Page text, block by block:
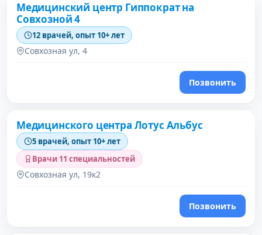
Медицинский центр Гиппократ на
Совхозной 4
12 врачей, опыт 10+ лет
Совхозная ул, 4
Позвонить
Медицинского центра Лотус Альбус
5 врачей, опыт 10+ лет
Врачи 11 специальностей
Совхозная ул, 19к2
Позвонить